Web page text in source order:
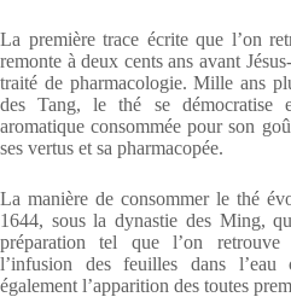
La première trace écrite que l’on
remonte à deux cents ans avant
traité de pharmacologie. Mille ans
des Tang, le thé se démocratise
aromatique consommée pour son
ses vertus et sa pharmacopée.
La manière de consommer le thé
1644, sous la dynastie des Ming,
préparation tel que l’on retrouve
l’infusion des feuilles dans
également l’apparition des toutes